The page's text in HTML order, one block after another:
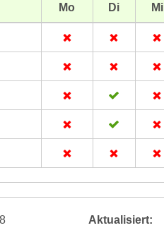
Mo Di Mi
Aktualisiert: